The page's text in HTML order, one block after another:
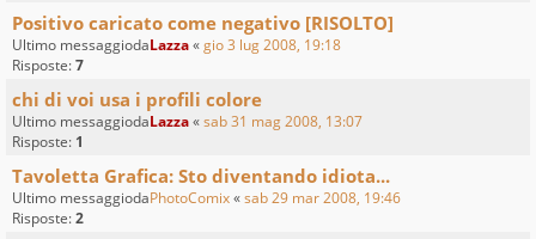
Positivo caricato come negativo [RISOLTO]
Ultimo messaggiodaLazza«gio 3 lug 2008, 19:18
Risposte:7
chi di voi usa i profili colore
Ultimo messaggiodaLazza«sab 31 mag 2008, 13:07
Risposte: 1
Tavoletta Grafica: Sto diventando idiota...
Ultimo messaggiodaPhotoComix«sab 29 mar 2008, 19:46
Risposte:2